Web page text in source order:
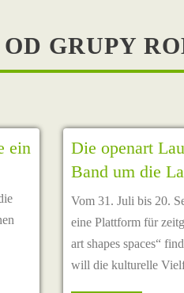
GRUPY
ein
Die openart
Band um die
Vom 31. Juli bis 20.
eine Plattform für
art shapes spaces“
will die kulturelle